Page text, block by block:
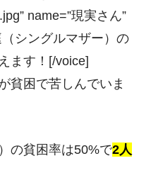
name=”現実さん”
シングルマザー）の
ます！[/voice]
貧困で苦しんでいま
の貧困率は50%で2人